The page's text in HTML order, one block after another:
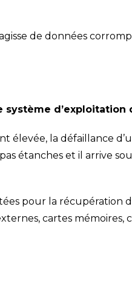
de données
d’exploitation
élevée, la défaillance
étanches et il arrive
pour la récupération
cartes mémoires,